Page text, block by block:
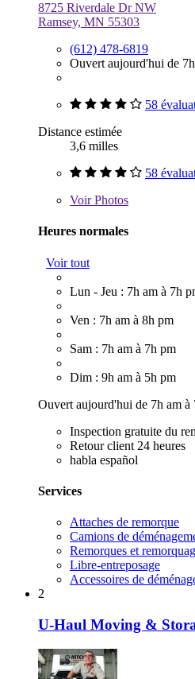
8725 Riverdale Dr NW
Ramsey, MN 55303
(612) 478-6819
Ouvert aujourd'hui de
58
Distance estimée
3,6 milles
58
VoirPhotos
Heures normales
Voir tout
Lun - Jeu : 7h am à 7h
Ven : 7h am à 8h pm
Sam : 7h am à 7h pm
Dim : 9h am à 5h pm
Ouvert aujourd'hui de 7h am à
Inspection gratuite du
Retour client 24 heures
habla español
Services
Attaches de remorque
Camions de
Remorques et
Libre-entreposage
Accessoires de
2
U-Haul Moving &